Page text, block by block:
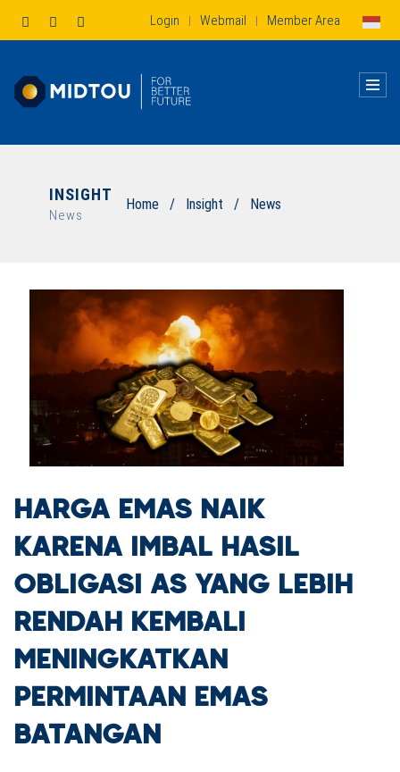
Login | Webmail | Member Area
INSIGHT
News
Home / Insight / News
HARGA EMAS NAIK
KARENA IMBAL HASIL
OBLIGASI AS YANG LEBIH
RENDAH KEMBALI
MENINGKATKAN
PERMINTAAN EMAS
BATANGAN